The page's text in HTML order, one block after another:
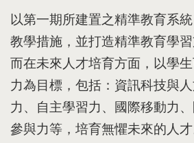
以第一期所建置之精準教育系
教學措施，並打造精準教育學習
而在未來人才培育方面，以學
力為目標，包括 ： 資訊科技與
力 、 自主學習力 、 國際移動力 、
參與力等，培育無懼未來的人